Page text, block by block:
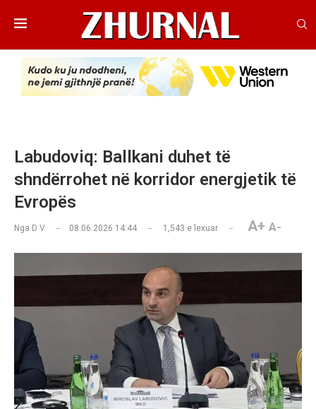
Labudoviq: Ballkani duhet të
shndërrohet në korridor energjetik të
Evropës
Nga D V 08.06.2026 14:44 1,543 e lexuar A+ A-